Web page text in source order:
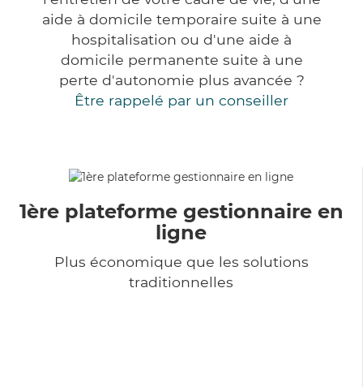
aide à domicile temporaire suite à une
hospitalisation ou d'une aide à
domicile permanente suite à une
perte d'autonomie plus avancée ?
Être rappelé par un conseiller
1ère plateforme gestionnaire en
ligne
Plus économique que les solutions
traditionnelles